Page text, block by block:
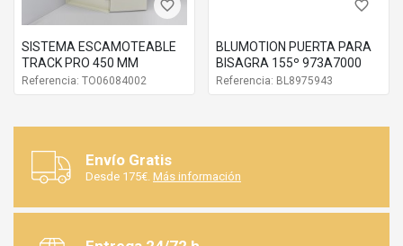
favorite_border
SISTEMA ESCAMOTEABLE
TRACK PRO 450 MM
Referencia: TO06084002
favorite_border
BLUMOTION PUERTA PARA
BISAGRA 155º 973A7000
Referencia: BL8975943
Envío Gratis
Desde 175€. Más información